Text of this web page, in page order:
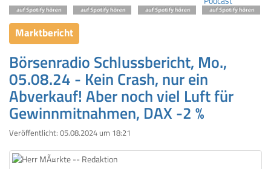
Marktbericht
Börsenradio Schlussbericht, Mo.,
05.08.24 - Kein Crash, nur ein
Abverkauf! Aber noch viel Luft für
Gewinnmitnahmen, DAX -2 %
Veröffentlicht: 05.08.2024 um 18:21